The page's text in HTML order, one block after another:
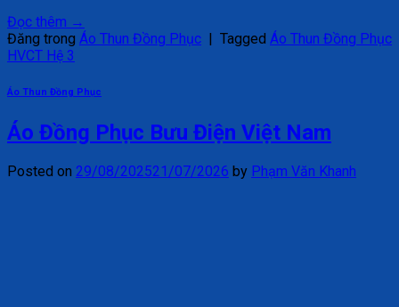
Đọc thêm →
Đăng trong Áo Thun Đồng Phục | Tagged Áo Thun Đồng Phục
HVCT Hệ 3
Áo Thun Đồng Phục
Áo Đồng Phục Bưu Điện Việt Nam
Posted on 29/08/202521/07/2026 by Phạm Văn Khanh